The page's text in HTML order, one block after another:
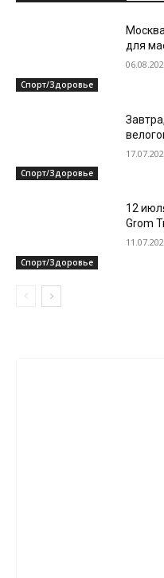
Спорт/Здоровье
для
Спорт/Здоровье
Спорт/Здоровье
12
Grom